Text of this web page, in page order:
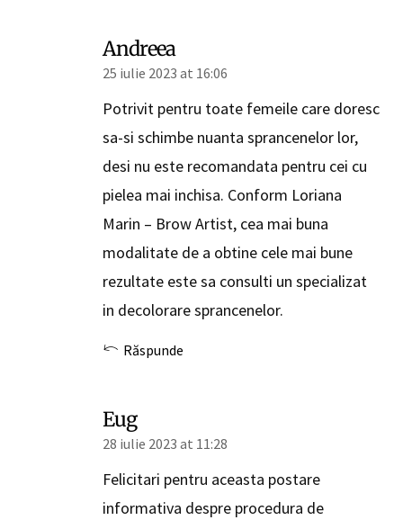
Andreea
25 iulie 2023 at 16:06
Potrivit pentru toate femeile care doresc
sa-si schimbe nuanta sprancenelor lor,
desi nu este recomandata pentru cei cu
pielea mai inchisa. Conform Loriana
Marin – Brow Artist, cea mai buna
modalitate de a obtine cele mai bune
rezultate este sa consulti un specializat
in decolorare sprancenelor.
Răspunde
Eug
28 iulie 2023 at 11:28
Felicitari pentru aceasta postare
informativa despre procedura de